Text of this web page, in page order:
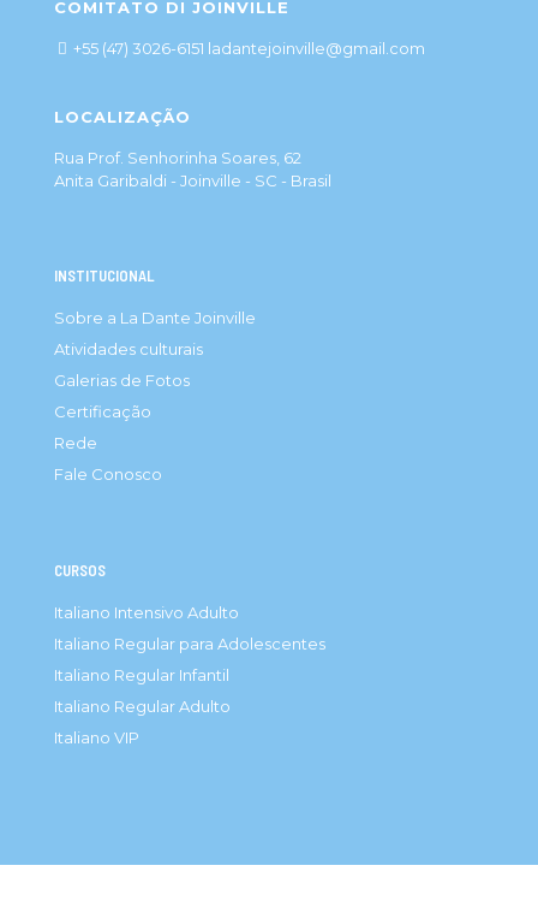
COMITATO DI JOINVILLE
+55 (47) 3026-6151 ladantejoinville@gmail.com
LOCALIZAÇÃO
Rua Prof. Senhorinha Soares, 62
Anita Garibaldi - Joinville - SC - Brasil
INSTITUCIONAL
Sobre a La Dante Joinville
Atividades culturais
Galerias de Fotos
Certificação
Rede
Fale Conosco
CURSOS
Italiano Intensivo Adulto
Italiano Regular para Adolescentes
Italiano Regular Infantil
Italiano Regular Adulto
Italiano VIP